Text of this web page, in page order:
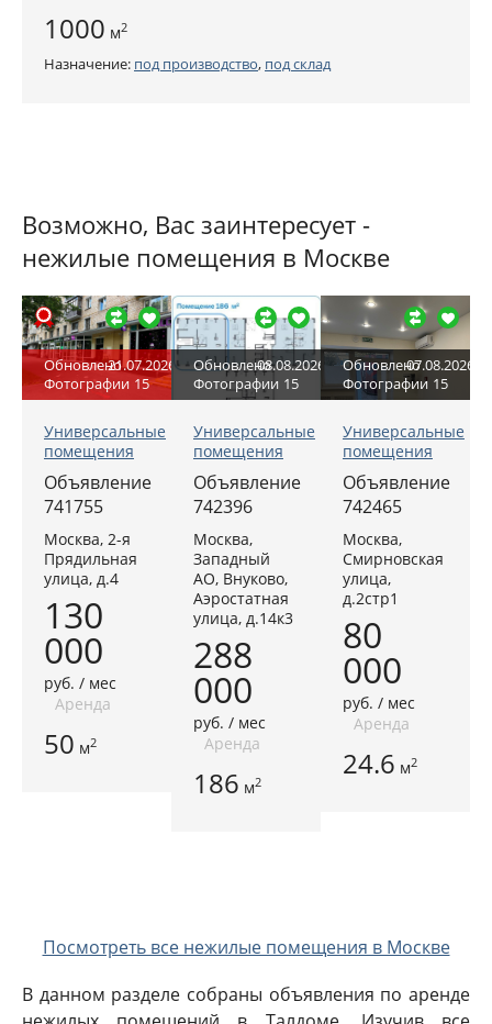
1000 м2
Назначение: под производство, под склад
Возможно, Вас заинтересует -
нежилые помещения в Москве
Обновлено21.07.2026
Фотографии 15
Универсальные
помещения
Объявление
741755
Москва, 2-я
Прядильная
улица, д.4
130
000
руб. / мес
Аренда
50 м2
Обновлено08.08.2026
Фотографии 15
Универсальные
помещения
Объявление
742396
Москва,
Западный
АО, Внуково,
Аэростатная
улица, д.14к3
288
000
руб. / мес
Аренда
186 м2
Обновлено07.08.2026
Фотографии 15
Универсальные
помещения
Объявление
742465
Москва,
Смирновская
улица,
д.2стр1
80
000
руб. / мес
Аренда
24.6 м2
Посмотреть все нежилые помещения в Москве
В данном разделе собраны объявления по аренде